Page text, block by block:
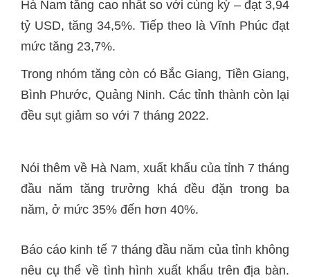
Hà Nam tăng cao nhất so với cùng kỳ – đạt 3,94
tỷ USD, tăng 34,5%. Tiếp theo là Vĩnh Phúc đạt
mức tăng 23,7%.
Trong nhóm tăng còn có Bắc Giang, Tiền Giang,
Bình Phước, Quảng Ninh. Các tỉnh thành còn lại
đều sụt giảm so với 7 tháng 2022.
Nói thêm về Hà Nam, xuất khẩu của tỉnh 7 tháng
đầu năm tăng trưởng khá đều đặn trong ba
năm, ở mức 35% đến hơn 40%.
Báo cáo kinh tế 7 tháng đầu năm của tỉnh không
nêu cụ thể về tình hình xuất khẩu trên địa bàn.